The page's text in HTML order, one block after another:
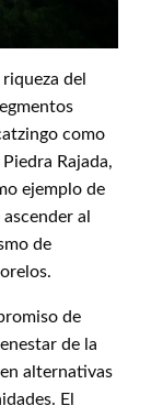
del
como
Rajada,
ejemplo de
al
de
de
de la
alternativas
El